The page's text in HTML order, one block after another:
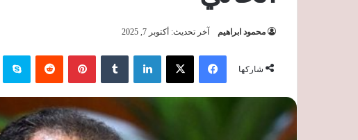
محمود ابراهيم آخر تحديث: أكتوبر 7, 2025
شاركها
فيسبوك ‫X لينكدإن بينتيريست